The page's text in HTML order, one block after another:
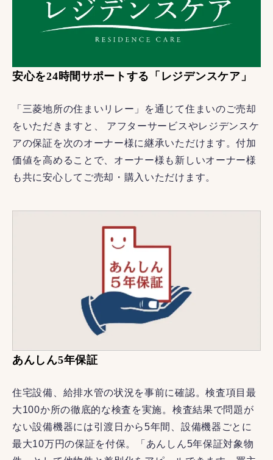
安心を24時間サポートする「レジデンスケア」
「三菱地所の住まいリレー」を通じて住まいのご売却
をいただきますと、 アフターサービスやレジデンスケ
アの保証を次のオーナー様に継承いただけます。付加
価値を高めることで、オーナー様も新しいオーナー様
も共に安心してご売却・購入いただけます。
あんしん5年保証
住宅設備、給排水管の状況を事前に確認。検査項目最
大100か所の徹底的な検査を実施。検査結果で問題が
ない設備機器には引渡日から5年間、設備機器ごとに
最大10万円の保証を付保。「あんしん5年保証対象物